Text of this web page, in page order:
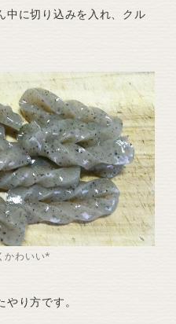
中に切り込みを入れ、クル
かわいい*
り方です。